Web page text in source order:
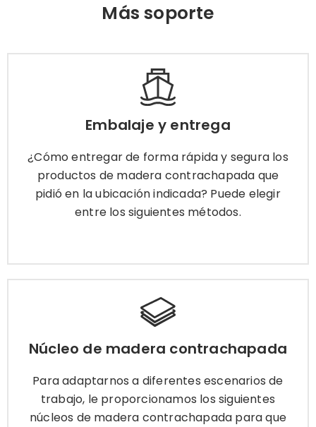
Más soporte
Embalaje y entrega
¿Cómo entregar de forma rápida y segura los
productos de madera contrachapada que
pidió en la ubicación indicada? Puede elegir
entre los siguientes métodos.
Embalaje y entrega
¿Cómo entregar de forma rápida y segura los
productos de madera contrachapada que pidió
siguientes métodos.
Más información
Núcleo de madera contrachapada
Para adaptarnos a diferentes escenarios de
trabajo, le proporcionamos los siguientes
núcleos de madera contrachapada para que
Núcleo de madera contrachapada
Para adaptarnos a diferentes escenarios de
trabajo, le proporcionamos los siguientes
núcleos de madera contrachapada para que
elija.